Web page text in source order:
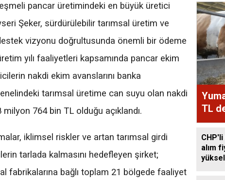
pancar üretimindeki en büyük üretici
Şeker, sürdürülebilir tarımsal üretim ve
vizyonu doğrultusunda önemli bir ödeme
yılı faaliyetleri kapsamında pancar ekim
nakdi ekim avanslarını banka
tarımsal üretime can suyu olan nakdi
764 bin TL olduğu açıklandı.
iklimsel riskler ve artan tarımsal girdi
tarlada kalmasını hedefleyen şirket;
fabrikalarına bağlı toplam 21 bölgede faaliyet
TL
CHP'li
alım